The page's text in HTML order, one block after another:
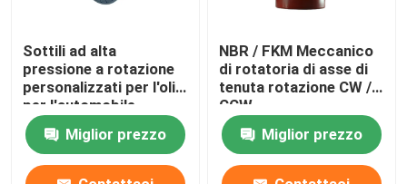
Sottili ad alta
pressione a rotazione
personalizzati per l'olio
per l'automobile
Miglior prezzo
NBR / FKM Meccanico
di rotatoria di asse di
tenuta rotazione CW /
CCW
Miglior prezzo